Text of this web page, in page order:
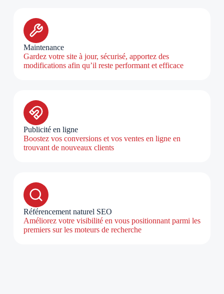
Maintenance
Gardez votre site à jour, sécurisé, apportez des
modifications afin qu’il reste performant et efficace
Publicité en ligne
Boostez vos conversions et vos ventes en ligne en
trouvant de nouveaux clients
Référencement naturel SEO
Améliorez votre visibilité en vous positionnant parmi les
premiers sur les moteurs de recherche